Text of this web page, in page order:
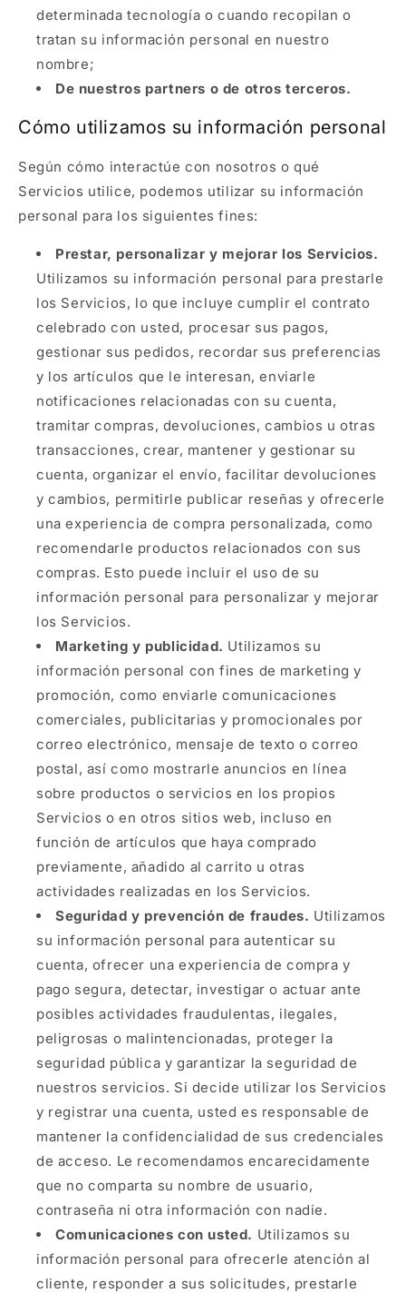
determinada tecnología o cuando recopilan o
tratan su información personal en nuestro
nombre;
De nuestros partners o de otros terceros.
Cómo utilizamos su información personal
Según cómo interactúe con nosotros o qué
Servicios utilice, podemos utilizar su información
personal para los siguientes fines:
Prestar, personalizar y mejorar los Servicios.
Utilizamos su información personal para prestarle
los Servicios, lo que incluye cumplir el contrato
celebrado con usted, procesar sus pagos,
gestionar sus pedidos, recordar sus preferencias
y los artículos que le interesan, enviarle
notificaciones relacionadas con su cuenta,
tramitar compras, devoluciones, cambios u otras
transacciones, crear, mantener y gestionar su
cuenta, organizar el envío, facilitar devoluciones
y cambios, permitirle publicar reseñas y ofrecerle
una experiencia de compra personalizada, como
recomendarle productos relacionados con sus
compras. Esto puede incluir el uso de su
información personal para personalizar y mejorar
los Servicios.
Marketing y publicidad. Utilizamos su
información personal con fines de marketing y
promoción, como enviarle comunicaciones
comerciales, publicitarias y promocionales por
correo electrónico, mensaje de texto o correo
postal, así como mostrarle anuncios en línea
sobre productos o servicios en los propios
Servicios o en otros sitios web, incluso en
función de artículos que haya comprado
previamente, añadido al carrito u otras
actividades realizadas en los Servicios.
Seguridad y prevención de fraudes. Utilizamos
su información personal para autenticar su
cuenta, ofrecer una experiencia de compra y
pago segura, detectar, investigar o actuar ante
posibles actividades fraudulentas, ilegales,
peligrosas o malintencionadas, proteger la
seguridad pública y garantizar la seguridad de
nuestros servicios. Si decide utilizar los Servicios
y registrar una cuenta, usted es responsable de
mantener la confidencialidad de sus credenciales
de acceso. Le recomendamos encarecidamente
que no comparta su nombre de usuario,
contraseña ni otra información con nadie.
Comunicaciones con usted. Utilizamos su
información personal para ofrecerle atención al
cliente, responder a sus solicitudes, prestarle